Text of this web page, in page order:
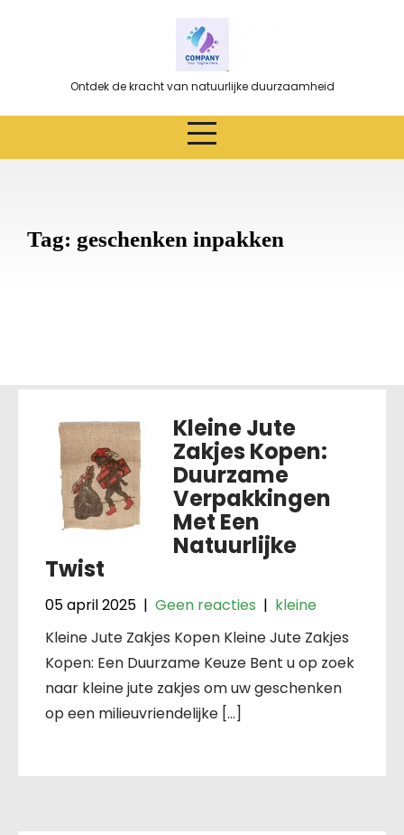
Ontdek de kracht van natuurlijke duurzaamheid
Tag: geschenken inpakken
Kleine Jute
Zakjes Kopen:
Duurzame
Verpakkingen
Met Een
Natuurlijke
Twist
05 april 2025 | Geen reacties | kleine
Kleine Jute Zakjes Kopen Kleine Jute Zakjes
Kopen: Een Duurzame Keuze Bent u op zoek
naar kleine jute zakjes om uw geschenken
op een milieuvriendelijke […]